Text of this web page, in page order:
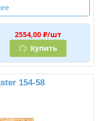
2554,00 ₽/шт
Купить
154-58